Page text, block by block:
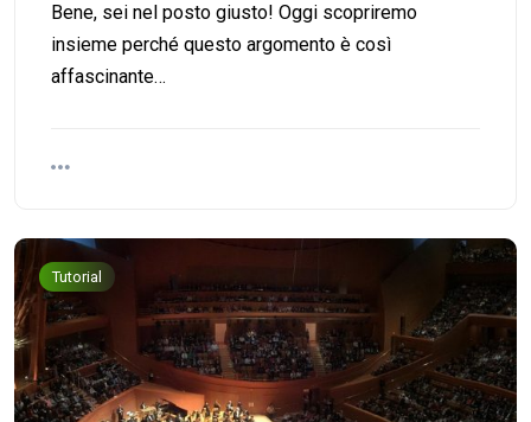
Bene, sei nel posto giusto! Oggi scopriremo
insieme perché questo argomento è così
affascinante…
Tutorial